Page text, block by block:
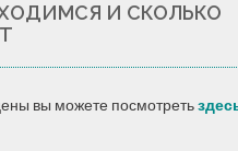
И СКОЛЬКО
вы можете посмотреть